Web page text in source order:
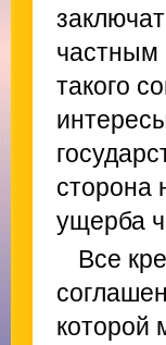
частным
такого
сторона
ущерба
Все
которой